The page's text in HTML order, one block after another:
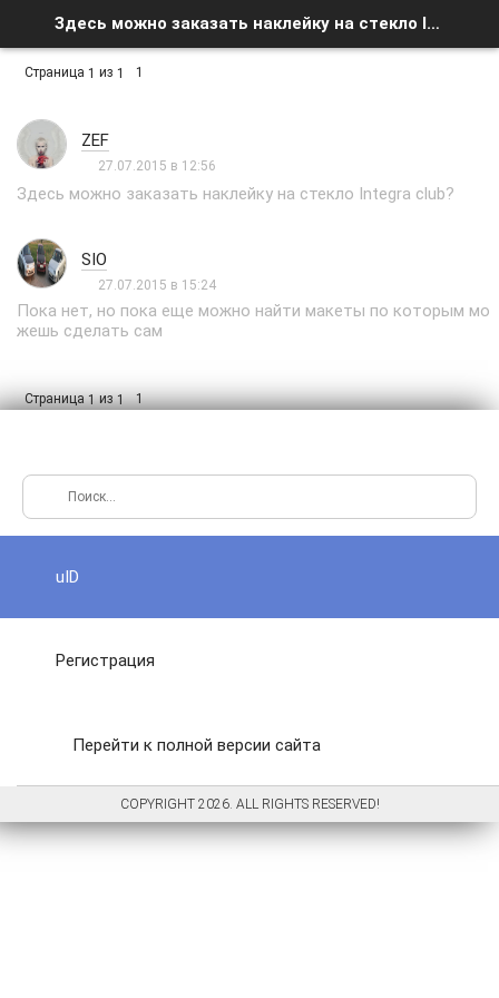
Здесь можно заказать наклейку на стекло Integra club? - Список форумов
Страница 1 из 1 1
ZEF
27.07.2015 в 12:56
Здесь можно заказать наклейку на стекло Integra club?
SIO
27.07.2015 в 15:24
Пока нет, но пока еще можно найти макеты по которым мо
жешь сделать сам
Страница1из1 1
uID
Регистрация
Перейти к полной версии сайта
COPYRIGHT 2026. ALL RIGHTS RESERVED!